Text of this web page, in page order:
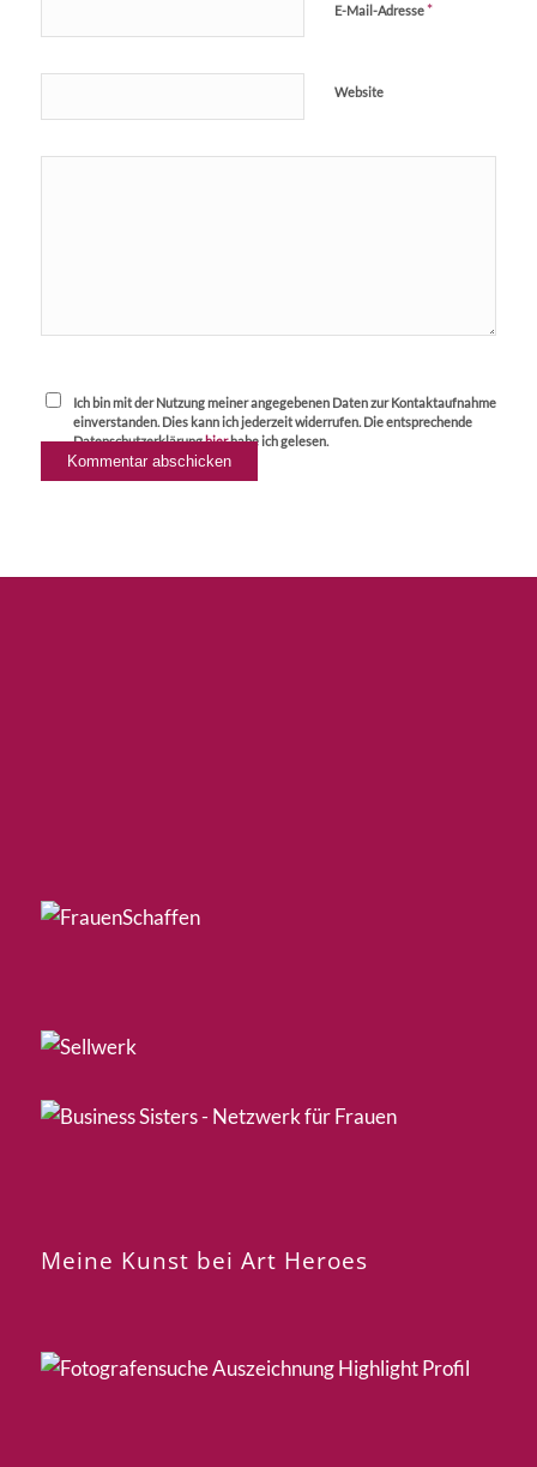
E-Mail-Adresse*
Website
Ich bin mit der Nutzung meiner angegebenen Daten zur Kontaktaufnahme
einverstanden. Dies kann ich jederzeit widerrufen. Die entsprechende
Datenschutzerklärunghierhabe ich gelesen.
Meine Kunst bei Art Heroes